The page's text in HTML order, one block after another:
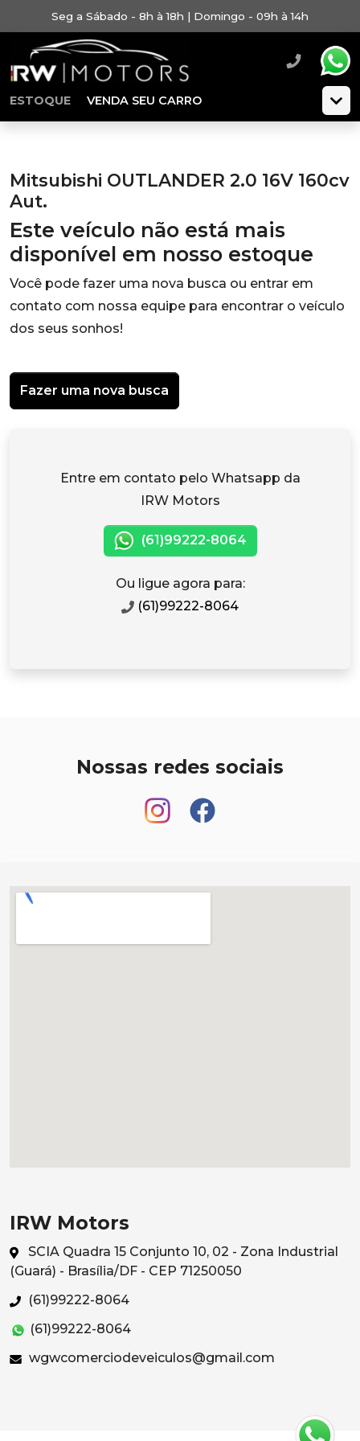
Seg a Sábado - 8h à 18h | Domingo - 09h à 14h
ESTOQUE VENDA SEU CARRO
Mitsubishi OUTLANDER 2.0 16V 160cv
Aut.
Este veículo não está mais
disponível em nosso estoque
Você pode fazer uma nova busca ou entrar em
contato com nossa equipe para encontrar o veículo
dos seus sonhos!
Fazer uma nova busca
Entre em contato pelo Whatsapp da
IRW Motors
(61)99222-8064
Ou ligue agora para:
(61)99222-8064
Nossas redes sociais
IRW Motors
SCIA Quadra 15 Conjunto 10, 02 - Zona Industrial
(Guará) - Brasília/DF - CEP 71250050
(61)99222-8064
(61)99222-8064
wgwcomerciodeveiculos@gmail.com